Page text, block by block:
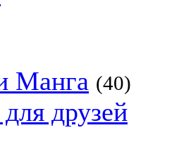
Манга (40)
друзей